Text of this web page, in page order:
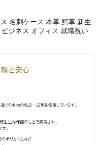
名刺ケース 本革 鰐革 新生
ジネス オフィス 就職祝い